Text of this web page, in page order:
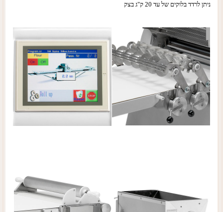
ניתן לרדד בלוקים של עד 20 ק"ג בצק